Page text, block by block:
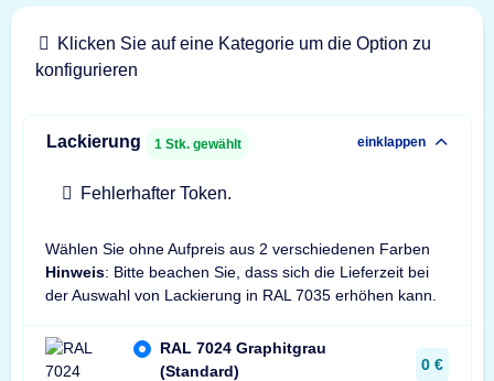
Klicken Sie auf eine Kategorie um die Option zu
konfigurieren
Lackierung 1 Stk. gewählt einklappen
Fehlerhafter Token.
Wählen Sie ohne Aufpreis aus 2 verschiedenen Farben
Hinweis: Bitte beachen Sie, dass sich die Lieferzeit bei
der Auswahl von Lackierung in RAL 7035 erhöhen kann.
RAL 7024 Graphitgrau
(Standard)
0 €